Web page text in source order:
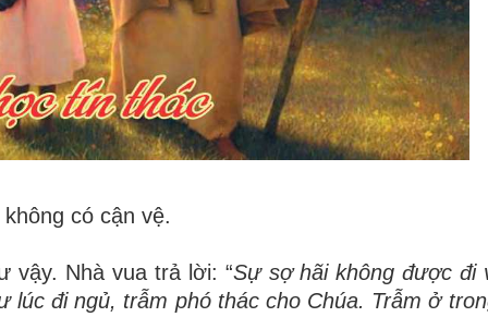
có cận vệ.
vậy. Nhà vua trả lời: “Sự sợ hãi không được đi
đi ngủ, trẫm phó thác cho Chúa. Trẫm ở